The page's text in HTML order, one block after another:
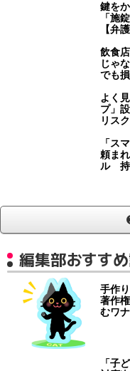
鍵を
「施
【弁
飲食
じゃ
でも
よく
プ」
リス
「ス
頼ま
ル 持
編集部おすす
手作
著作
むワ
「子